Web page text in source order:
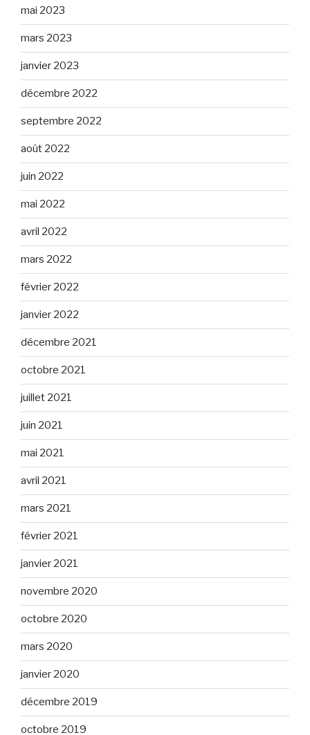
mai 2023
mars 2023
janvier 2023
décembre 2022
septembre 2022
août 2022
juin 2022
mai 2022
avril 2022
mars 2022
février 2022
janvier 2022
décembre 2021
octobre 2021
juillet 2021
juin 2021
mai 2021
avril 2021
mars 2021
février 2021
janvier 2021
novembre 2020
octobre 2020
mars 2020
janvier 2020
décembre 2019
octobre 2019